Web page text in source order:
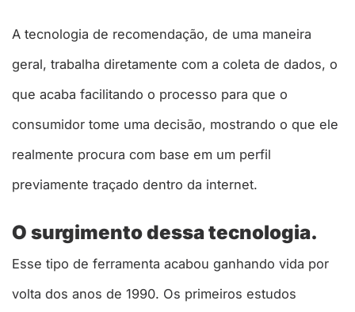
A tecnologia de recomendação, de uma maneira
geral, trabalha diretamente com a coleta de dados, o
que acaba facilitando o processo para que o
consumidor tome uma decisão, mostrando o que ele
realmente procura com base em um perfil
previamente traçado dentro da internet.
O surgimento dessa tecnologia.
Esse tipo de ferramenta acabou ganhando vida por
volta dos anos de 1990. Os primeiros estudos